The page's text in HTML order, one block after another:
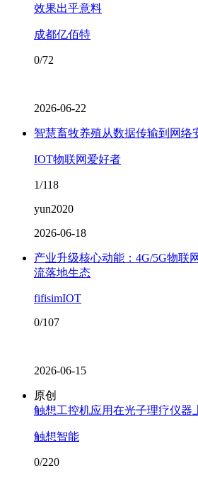
效果出乎意料
成都亿佰特
0/72
2026-06-22
智慧畜牧养殖从数据传输到网络
IOT物联网爱好者
1/118
yun2020
2026-06-18
产业升级核心动能：4G/5G物联
流落地生态
fifisimIOT
0/107
2026-06-15
原创
触想工控机应用在光子理疗仪器
触想智能
0/220